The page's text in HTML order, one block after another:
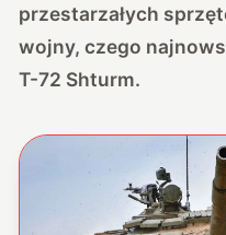
przestarzałych
wojny, czego
T-72 Shturm.